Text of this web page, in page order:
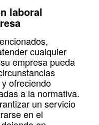
laboral
cualquier
empresa pueda
ofreciendo
a la normativa.
un servicio
en el